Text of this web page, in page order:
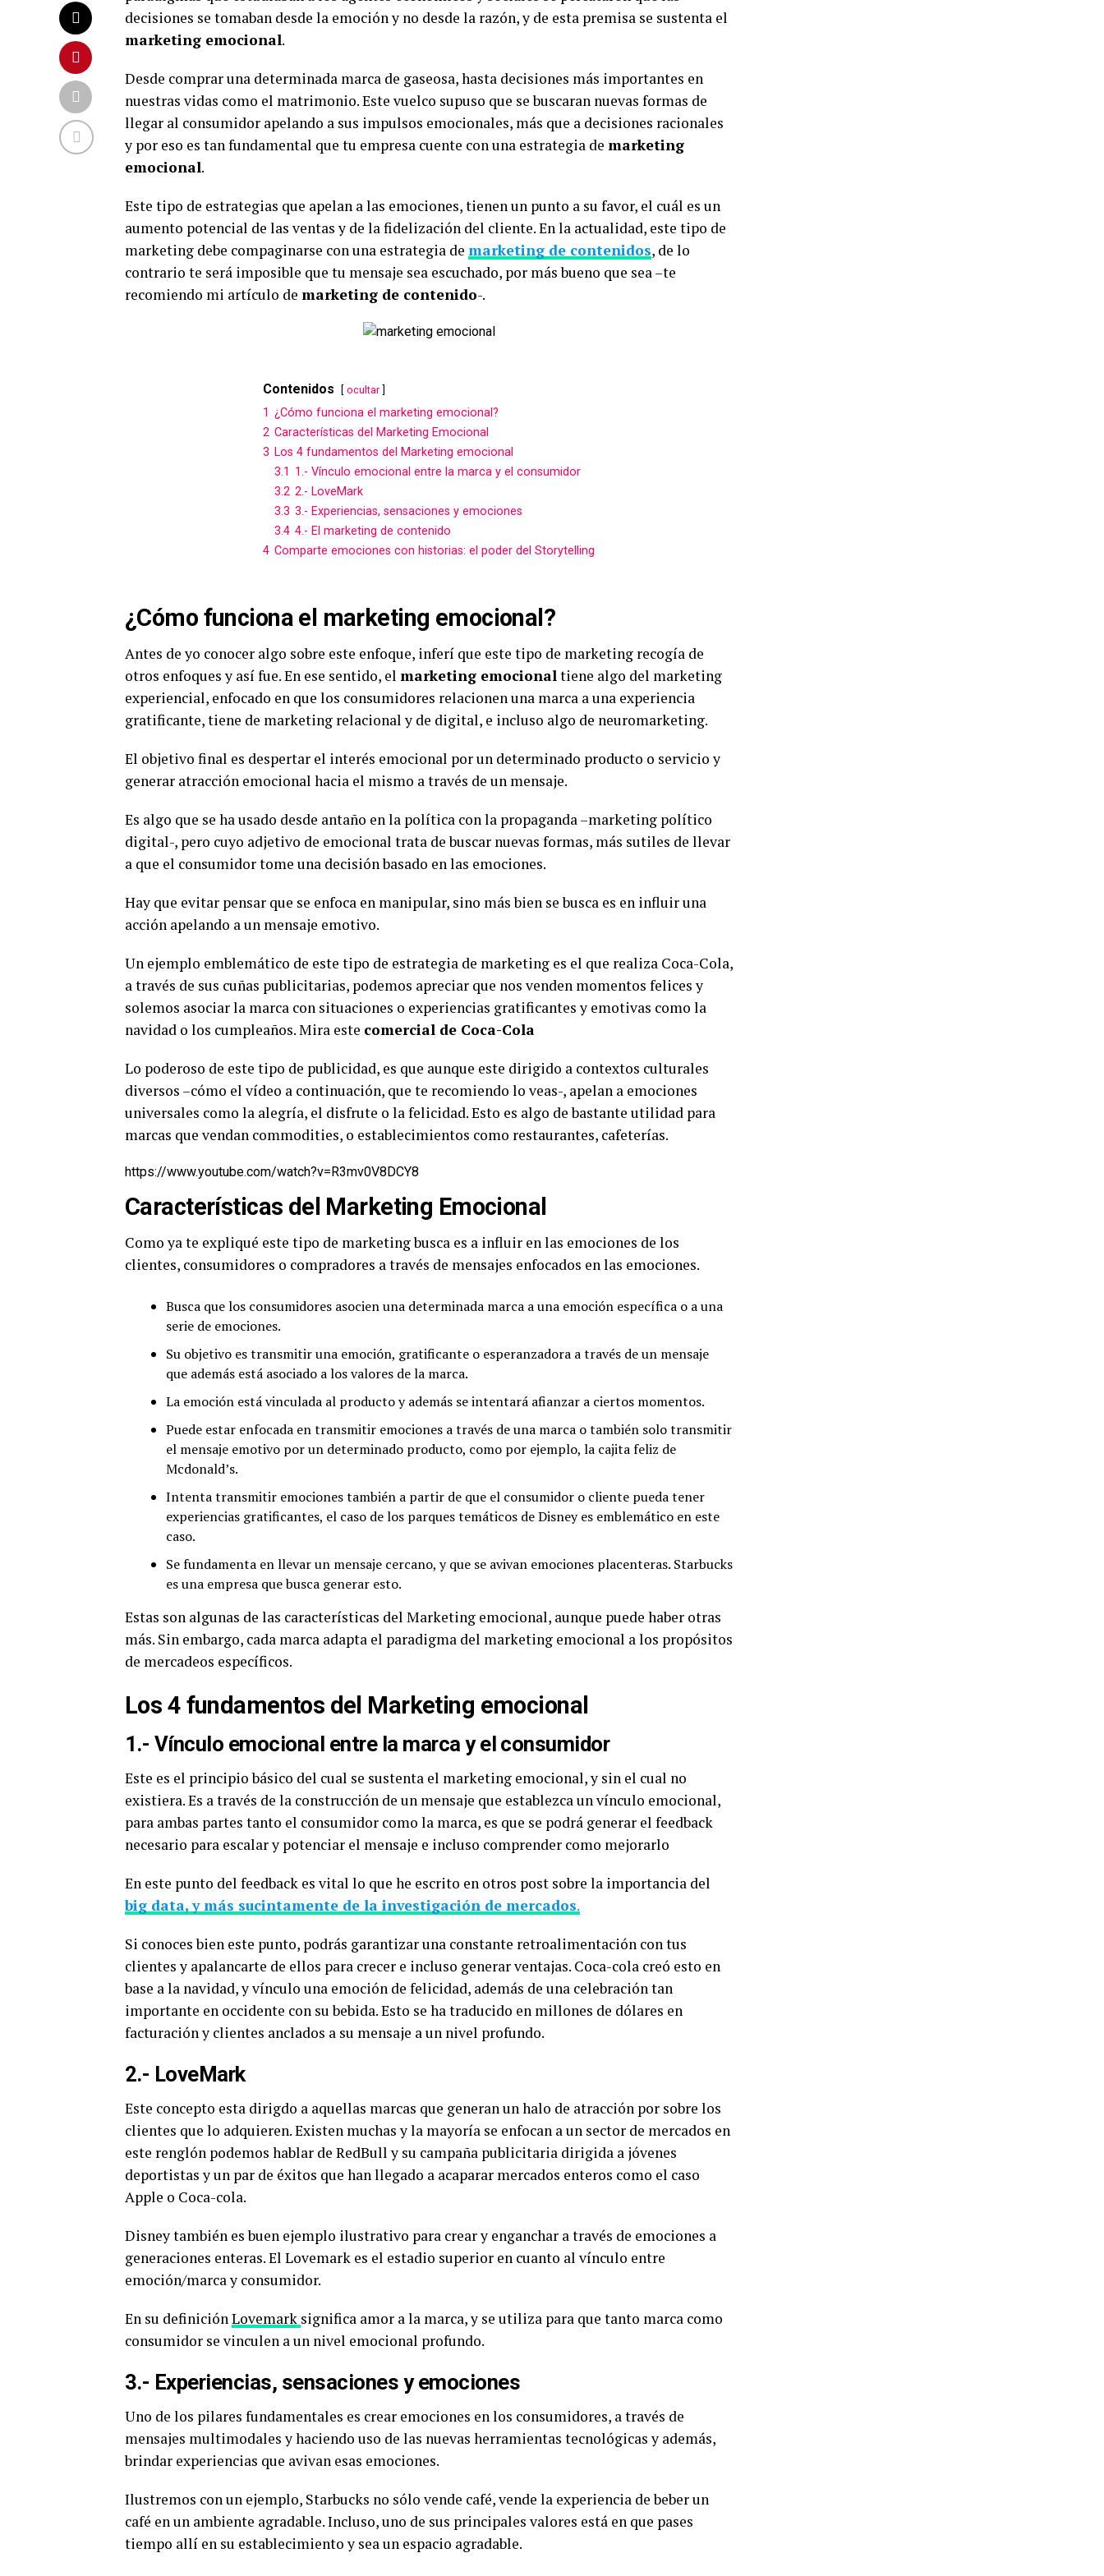
decisiones se tomaban desde la emoción y no desde la razón, y de esta premisa se sustenta el
marketing emocional.
Desde comprar una determinada marca de gaseosa, hasta decisiones más importantes en
nuestras vidas como el matrimonio. Este vuelco supuso que se buscaran nuevas formas de
llegar al consumidor apelando a sus impulsos emocionales, más que a decisiones racionales
y por eso es tan fundamental que tu empresa cuente con una estrategia de marketing
emocional.
Este tipo de estrategias que apelan a las emociones, tienen un punto a su favor, el cuál es un
aumento potencial de las ventas y de la fidelización del cliente. En la actualidad, este tipo de
marketing debe compaginarse con una estrategia de marketing de contenidos, de lo
contrario te será imposible que tu mensaje sea escuchado, por más bueno que sea –te
recomiendo mi artículo de marketing de contenido-.
Contenidos ocultar
1 ¿Cómo funciona el marketing emocional?
2 Características del Marketing Emocional
3 Los 4 fundamentos del Marketing emocional
3.1 1.- Vínculo emocional entre la marca y el consumidor
3.2 2.- LoveMark
3.3 3.- Experiencias, sensaciones y emociones
3.4 4.- El marketing de contenido
4 Comparte emociones con historias: el poder del Storytelling
¿Cómo funciona el marketing emocional?
Antes de yo conocer algo sobre este enfoque, inferí que este tipo de marketing recogía de
otros enfoques y así fue. En ese sentido, el marketing emocionaltiene algo del marketing
experiencial, enfocado en que los consumidores relacionen una marca a una experiencia
gratificante, tiene de marketing relacional y de digital, e incluso algo de neuromarketing.
El objetivo final es despertar el interés emocional por un determinado producto o servicio y
generar atracción emocional hacia el mismo a través de un mensaje.
Es algo que se ha usado desde antaño en la política con la propaganda –marketing político
digital-, pero cuyo adjetivo de emocional trata de buscar nuevas formas, más sutiles de llevar
a que el consumidor tome una decisión basado en las emociones.
Hay que evitar pensar que se enfoca en manipular, sino más bien se busca es en influir una
acción apelando a un mensaje emotivo.
Un ejemplo emblemático de este tipo de estrategia de marketing es el que realiza Coca-Cola,
a través de sus cuñas publicitarias, podemos apreciar que nos venden momentos felices y
solemos asociar la marca con situaciones o experiencias gratificantes y emotivas como la
navidad o los cumpleaños. Mira este comercial de Coca-Cola
Lo poderoso de este tipo de publicidad, es que aunque este dirigido a contextos culturales
diversos –cómo el vídeo a continuación, que te recomiendo lo veas-, apelan a emociones
universales como la alegría, el disfrute o la felicidad. Esto es algo de bastante utilidad para
marcas que vendan commodities, o establecimientos como restaurantes, cafeterías.
https://www.youtube.com/watch?v=R3mv0V8DCY8
Características del Marketing Emocional
Como ya te expliqué este tipo de marketing busca es a influir en las emociones de los
clientes, consumidores o compradores a través de mensajes enfocados en las emociones.
Busca que los consumidores asocien una determinada marca a una emoción específica o a una
serie de emociones.
Su objetivo es transmitir una emoción, gratificante o esperanzadora a través de un mensaje
que además está asociado a los valores de la marca.
La emoción está vinculada al producto y además se intentará afianzar a ciertos momentos.
Puede estar enfocada en transmitir emociones a través de una marca o también solo transmitir
el mensaje emotivo por un determinado producto, como por ejemplo, la cajita feliz de
Mcdonald’s.
Intenta transmitir emociones también a partir de que el consumidor o cliente pueda tener
experiencias gratificantes, el caso de los parques temáticos de Disney es emblemático en este
caso.
Se fundamenta en llevar un mensaje cercano, y que se avivan emociones placenteras. Starbucks
es una empresa que busca generar esto.
Estas son algunas de las características del Marketing emocional, aunque puede haber otras
más. Sin embargo, cada marca adapta el paradigma del marketing emocional a los propósitos
de mercadeos específicos.
Los 4 fundamentos del Marketing emocional
1.- Vínculo emocional entre la marca y el consumidor
Este es el principio básico del cual se sustenta el marketing emocional, y sin el cual no
existiera. Es a través de la construcción de un mensaje que establezca un vínculo emocional,
para ambas partes tanto el consumidor como la marca, es que se podrá generar el feedback
necesario para escalar y potenciar el mensaje e incluso comprender como mejorarlo
En este punto del feedback es vital lo que he escrito en otros post sobre la importancia del
big data, y más sucintamente de la investigación de mercados.
Si conoces bien este punto, podrás garantizar una constante retroalimentación con tus
clientes y apalancarte de ellos para crecer e incluso generar ventajas. Coca-cola creó esto en
base a la navidad, y vínculo una emoción de felicidad, además de una celebración tan
importante en occidente con su bebida. Esto se ha traducido en millones de dólares en
facturación y clientes anclados a su mensaje a un nivel profundo.
2.- LoveMark
Este concepto esta dirigdo a aquellas marcas que generan un halo de atracción por sobre los
clientes que lo adquieren. Existen muchas y la mayoría se enfocan a un sector de mercados en
este renglón podemos hablar de RedBull y su campaña publicitaria dirigida a jóvenes
deportistas y un par de éxitos que han llegado a acaparar mercados enteros como el caso
Apple o Coca-cola.
Disney también es buen ejemplo ilustrativo para crear y enganchar a través de emociones a
generaciones enteras. El Lovemark es el estadio superior en cuanto al vínculo entre
emoción/marca y consumidor.
En su definiciónLovemark significa amor a la marca, y se utiliza para que tanto marca como
consumidor se vinculen a un nivel emocional profundo.
3.- Experiencias, sensaciones y emociones
Uno de los pilares fundamentales es crear emociones en los consumidores, a través de
mensajes multimodales y haciendo uso de las nuevas herramientas tecnológicas y además,
brindar experiencias que avivan esas emociones.
Ilustremos con un ejemplo, Starbucks no sólo vende café, vende la experiencia de beber un
café en un ambiente agradable. Incluso, uno de sus principales valores está en que pases
tiempo allí en su establecimiento y sea un espacio agradable.